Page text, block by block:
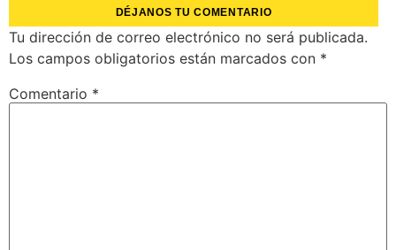
DÉJANOS TU COMENTARIO
Tu dirección de correo electrónico no será publicada.
Los campos obligatorios están marcados con *
Comentario *